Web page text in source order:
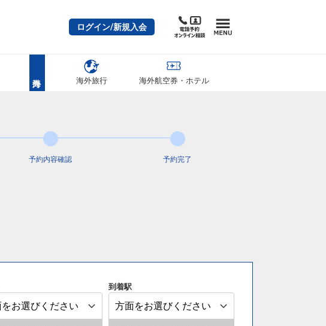
ログイン/新規入会
海外旅行 海外航空券・ホテル
予約内容確認 予約完了
到着駅